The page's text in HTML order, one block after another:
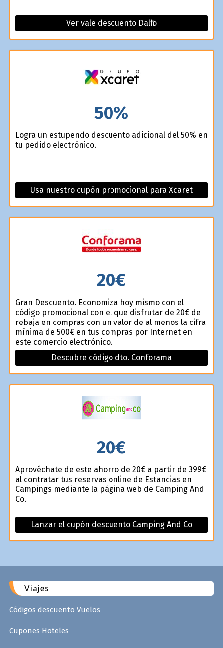
Ver vale descuento Dalfilo
50%
Logra un estupendo descuento adicional del 50% en
tu pedido electrónico.
Usa nuestro cupón promocional para Xcaret
20€
Gran Descuento. Economiza hoy mismo con el
código promocional con el que disfrutar de 20€ de
rebaja en compras con un valor de al menos la cifra
mínima de 500€ en tus compras por Internet en
este comercio electrónico.
Descubre código dto. Conforama
20€
Aprovéchate de este ahorro de 20€ a partir de 399€
al contratar tus reservas online de Estancias en
Campings mediante la página web de Camping And
Co.
Lanzar el cupón descuento Camping And Co
Viajes
Códigos descuento Vuelos
Cupones Hoteles